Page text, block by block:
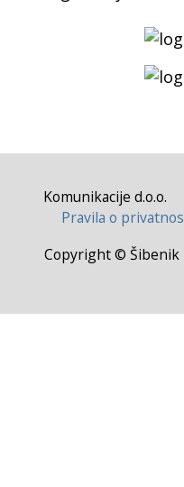
Komunikacije d.o.o.
Pravila o
Copyright © Šibenik